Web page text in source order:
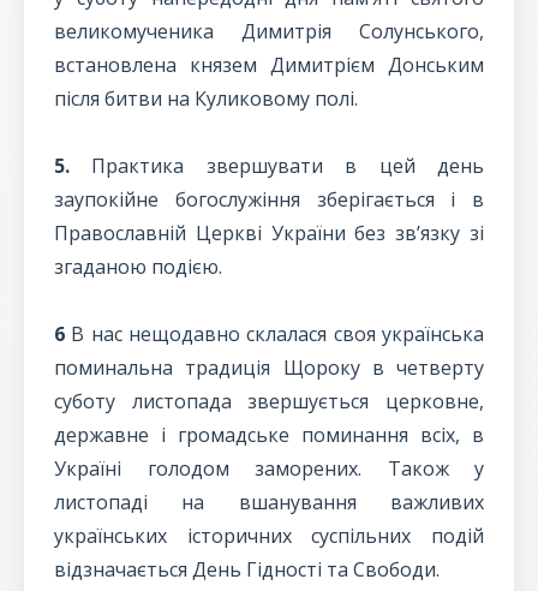
великомученика Димитрія Солунського,
встановлена князем Димитрієм Донським
після битви на Куликовому полі.
5. Практика звершувати в цей день
заупокійне богослужіння зберігається і в
Православній Церкві України без зв’язку зі
згаданою подією.
6 В нас нещодавно склалася своя українська
поминальна традиція Щороку в четверту
суботу листопада звершується церковне,
державне і громадське поминання всіх, в
Україні голодом заморених. Також у
листопаді на вшанування важливих
українських історичних суспільних подій
відзначається День Гідності та Свободи.